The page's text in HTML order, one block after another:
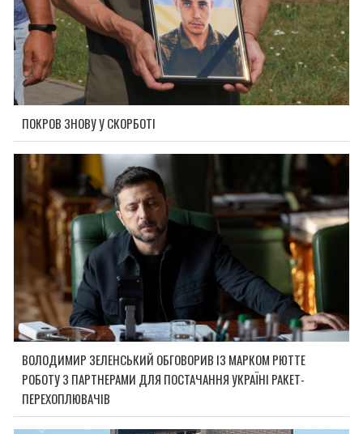
ПОКРОВ ЗНОВУ У СКОРБОТІ
ВОЛОДИМИР ЗЕЛЕНСЬКИЙ ОБГОВОРИВ ІЗ МАРКОМ РЮТТЕ
РОБОТУ З ПАРТНЕРАМИ ДЛЯ ПОСТАЧАННЯ УКРАЇНІ РАКЕТ-
ПЕРЕХОПЛЮВАЧІВ